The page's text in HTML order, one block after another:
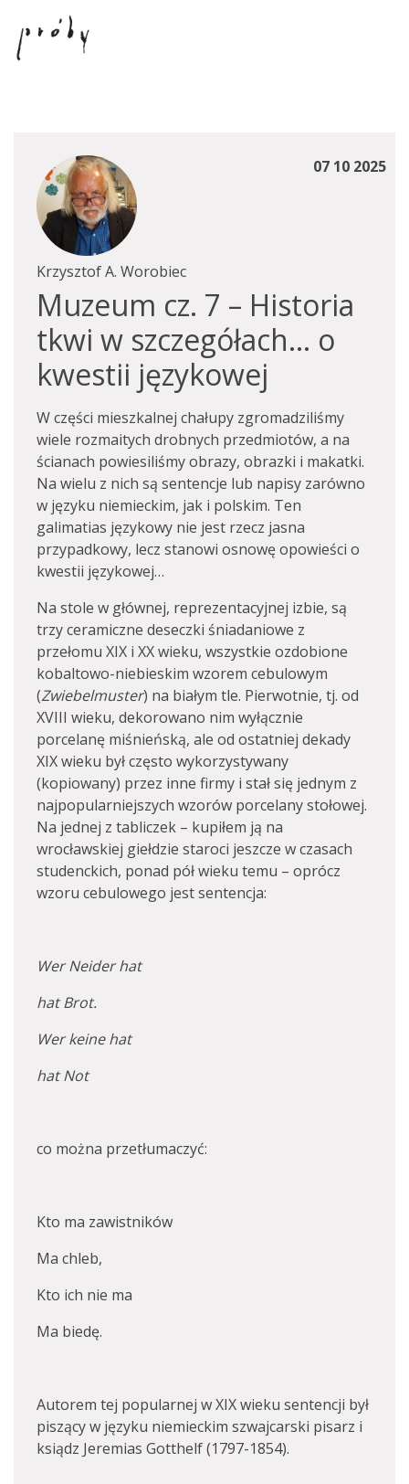
07 10 2025
Krzysztof A. Worobiec
Muzeum cz. 7 – Historia
tkwi w szczegółach… o
kwestii językowej
W części mieszkalnej chałupy zgromadziliśmy
wiele rozmaitych drobnych przedmiotów, a na
ścianach powiesiliśmy obrazy, obrazki i makatki.
Na wielu z nich są sentencje lub napisy zarówno
w języku niemieckim, jak i polskim. Ten
galimatias językowy nie jest rzecz jasna
przypadkowy, lecz stanowi osnowę opowieści o
kwestii językowej…
Na stole w głównej, reprezentacyjnej izbie, są
trzy ceramiczne deseczki śniadaniowe z
przełomu XIX i XX wieku, wszystkie ozdobione
kobaltowo-niebieskim wzorem cebulowym
(Zwiebelmuster) na białym tle. Pierwotnie, tj. od
XVIII wieku, dekorowano nim wyłącznie
porcelanę miśnieńską, ale od ostatniej dekady
XIX wieku był często wykorzystywany
(kopiowany) przez inne firmy i stał się jednym z
najpopularniejszych wzorów porcelany stołowej.
Na jednej z tabliczek – kupiłem ją na
wrocławskiej giełdzie staroci jeszcze w czasach
studenckich, ponad pół wieku temu – oprócz
wzoru cebulowego jest sentencja:
Wer Neider hat
hat Brot.
Wer keine hat
hat Not
co można przetłumaczyć:
Kto ma zawistników
Ma chleb,
Kto ich nie ma
Ma biedę.
Autorem tej popularnej w XIX wieku sentencji był
piszący w języku niemieckim szwajcarski pisarz i
ksiądz Jeremias Gotthelf (1797-1854).